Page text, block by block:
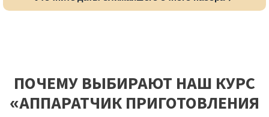
ПОЧЕМУ ВЫБИРАЮТ НАШ КУРС
«АППАРАТЧИК ПРИГОТОВЛЕНИЯ